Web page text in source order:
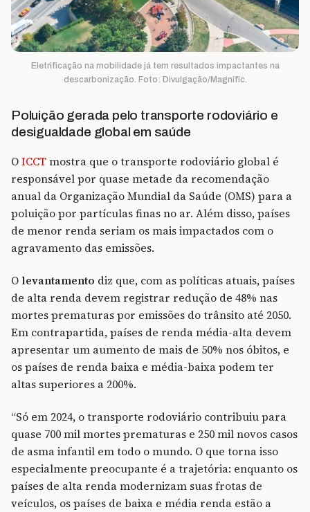
Eletrificação na mobilidade já tem resultados impactantes na
descarbonização. Foto: Divulgação/Magnific.
Poluição gerada pelo transporte rodoviário e
desigualdade global em saúde
OICCTmostra que o transporte rodoviário global é
responsável por quase metade da recomendação
anual da Organização Mundial da Saúde (OMS) para a
poluição por partículas finas no ar. Além disso, países
de menor renda seriam os mais impactados com o
agravamento das emissões.
Olevantamento diz que, com as políticas atuais, países
de alta renda devem registrar redução de 48% nas
mortes prematuras por emissões do trânsito até 2050.
Em contrapartida, países de renda média-alta devem
apresentar um aumento de mais de 50% nos óbitos, e
os países de renda baixa e média-baixa podem ter
altas superiores a 200%.
“Só em 2024, o transporte rodoviário contribuiu para
quase 700 mil mortes prematuras e 250 mil novos casos
de asma infantil em todo o mundo. O que torna isso
especialmente preocupante é a trajetória: enquanto os
países de alta renda modernizam suas frotas de
veículos, os países de baixa e média renda estão a